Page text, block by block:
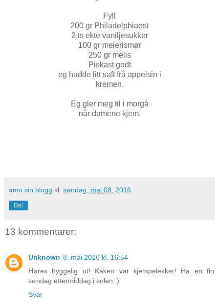
Fyll
200 gr Philadelphiaost
2 ts ekte vaniljesukker
100 gr meierismør
250 gr melis
Piskast godt
eg hadde litt saft frå appelsin i
kremen.
Eg gler meg til i morgå
når damene kjem.
amo sin blogg kl. søndag, mai 08, 2016
Del
13 kommentarer:
Unknown 8. mai 2016 kl. 16:54
Høres hyggelig ut! Kaken var kjempelekker! Ha en fin
søndag ettermiddag i solen :)
Svar